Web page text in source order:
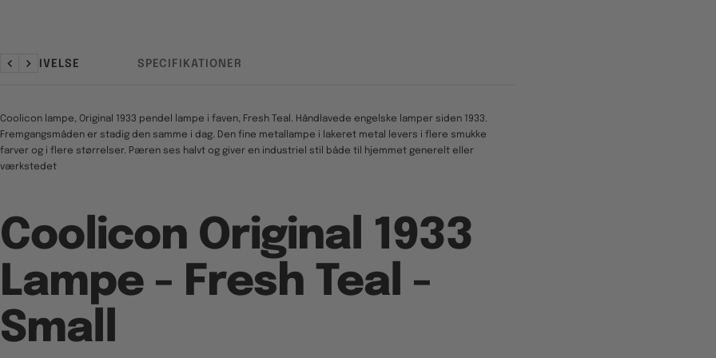
BESKRIVELSE SPECIFIKATIONER
ForrigeNæste
Coolicon lampe, Original 1933 pendel lampe i faven, Fresh Teal. Håndlavede engelske lamper siden 1933.
Fremgangsmåden er stadig den samme i dag. Den fine metallampe i lakeret metal levers i flere smukke
farver og i flere størrelser. Pæren ses halvt og giver en industriel stil både til hjemmet generelt eller
værkstedet
Coolicon Original 1933
Lampe - Fresh Teal -
Small